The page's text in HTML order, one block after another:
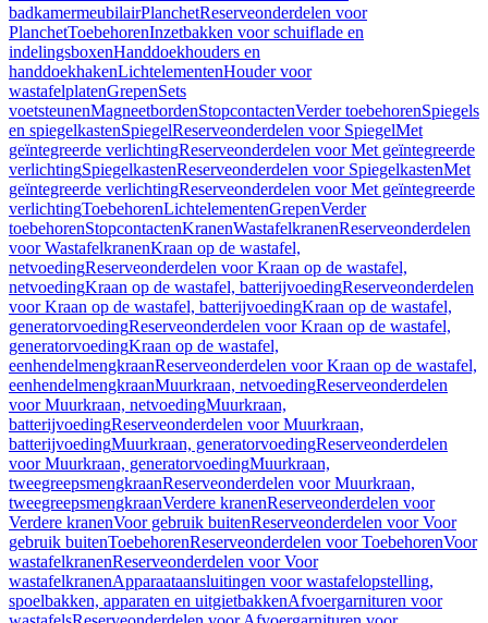
badkamermeubilairPlanchetReserveonderdelen voor
PlanchetToebehorenInzetbakken voor schuiflade en
indelingsboxenHanddoekhouders en
handdoekhakenLichtelementenHouder voor
wastafelplatenGrepenSets
voetsteunenMagneetbordenStopcontactenVerder toebehorenSpiegels
en spiegelkastenSpiegelReserveonderdelen voor SpiegelMet
geïntegreerde verlichtingReserveonderdelen voor Met geïntegreerde
verlichtingSpiegelkastenReserveonderdelen voor SpiegelkastenMet
geïntegreerde verlichtingReserveonderdelen voor Met geïntegreerde
verlichtingToebehorenLichtelementenGrepenVerder
toebehorenStopcontactenKranenWastafelkranenReserveonderdelen
voor WastafelkranenKraan op de wastafel,
netvoedingReserveonderdelen voor Kraan op de wastafel,
netvoedingKraan op de wastafel, batterijvoedingReserveonderdelen
voor Kraan op de wastafel, batterijvoedingKraan op de wastafel,
generatorvoedingReserveonderdelen voor Kraan op de wastafel,
generatorvoedingKraan op de wastafel,
eenhendelmengkraanReserveonderdelen voor Kraan op de wastafel,
eenhendelmengkraanMuurkraan, netvoedingReserveonderdelen
voor Muurkraan, netvoedingMuurkraan,
batterijvoedingReserveonderdelen voor Muurkraan,
batterijvoedingMuurkraan, generatorvoedingReserveonderdelen
voor Muurkraan, generatorvoedingMuurkraan,
tweegreepsmengkraanReserveonderdelen voor Muurkraan,
tweegreepsmengkraanVerdere kranenReserveonderdelen voor
Verdere kranenVoor gebruik buitenReserveonderdelen voor Voor
gebruik buitenToebehorenReserveonderdelen voor ToebehorenVoor
wastafelkranenReserveonderdelen voor Voor
wastafelkranenApparaataansluitingen voor wastafelopstelling,
spoelbakken, apparaten en uitgietbakkenAfvoergarnituren voor